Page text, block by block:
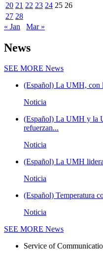
20 21 22 23 24 25 26
27 28
« Jan
Mar »
News
SEE MORE News
(Español) La UMH, con
Noticia
(Español) La UMH y la
refuerzan...
Noticia
(Español) La UMH
Noticia
(Español) Temperatura
Noticia
SEE MORE News
Service of